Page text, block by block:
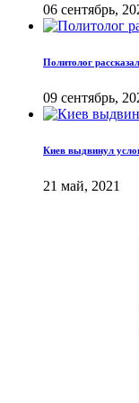
06 сентябрь,
Политолог
09 сентябрь,
Киев выдвинул
21 май, 2021